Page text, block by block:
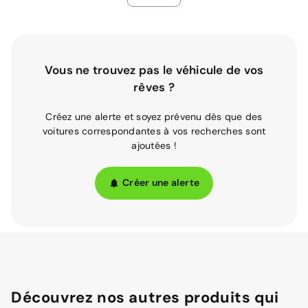
Vous ne trouvez pas le véhicule de vos
rêves ?
Créez une alerte et soyez prévenu dès que des
voitures correspondantes à vos recherches sont
ajoutées !
Créer une alerte
Découvrez nos autres produits qui